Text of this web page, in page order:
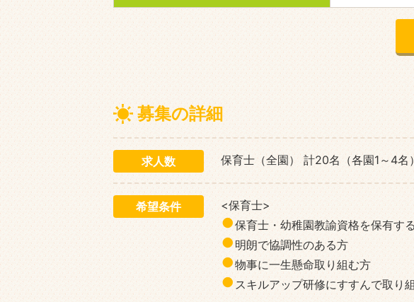
募集の詳細
求人数 保育士（全園） 計20名（各園1～4名
希望条件
<保育士>
保育士・幼稚園教諭資格を保有す
明朗で協調性のある方
物事に一生懸命取り組む方
スキルアップ研修にすすんで取り